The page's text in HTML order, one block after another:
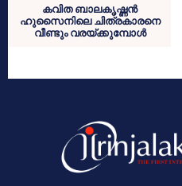
കവിത ബാലകൃഷ്ണന്‍
ഹുസൈനിലെ ചിത്രകാരനെ
വീണ്ടും വരയ്ക്കുമ്പോള്‍